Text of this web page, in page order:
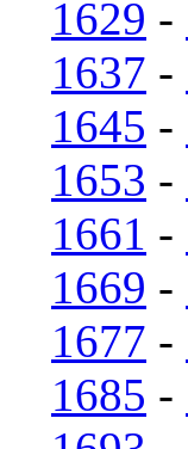
1629 -
1637 -
1645 -
1653 -
1661 -
1669 -
1677 -
1685 -